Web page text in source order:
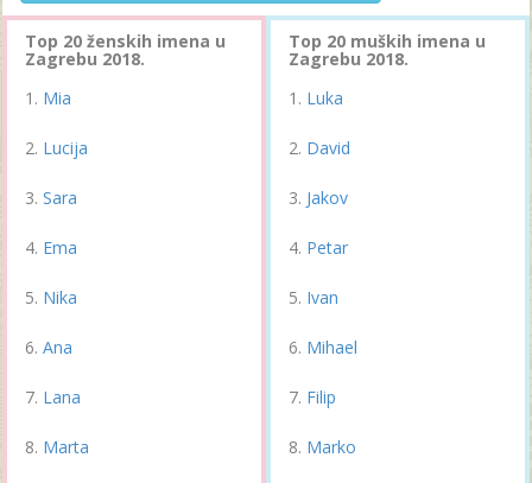
Top 20 ženskih imena u
Zagrebu 2018.
Mia
Lucija
Sara
Ema
Nika
Ana
Lana
Marta
Top 20 muških imena u
Zagrebu 2018.
Luka
David
Jakov
Petar
Ivan
Mihael
Filip
Marko